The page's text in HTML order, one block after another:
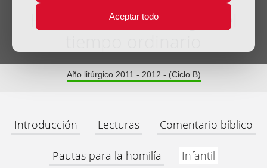
Aceptar todo
Homilía XXIII Domingo del
Año litúrgico 2011 - 2012 - (Ciclo B)
Introducción Lecturas Comentario bíblico
Pautas para la homilía Infantil